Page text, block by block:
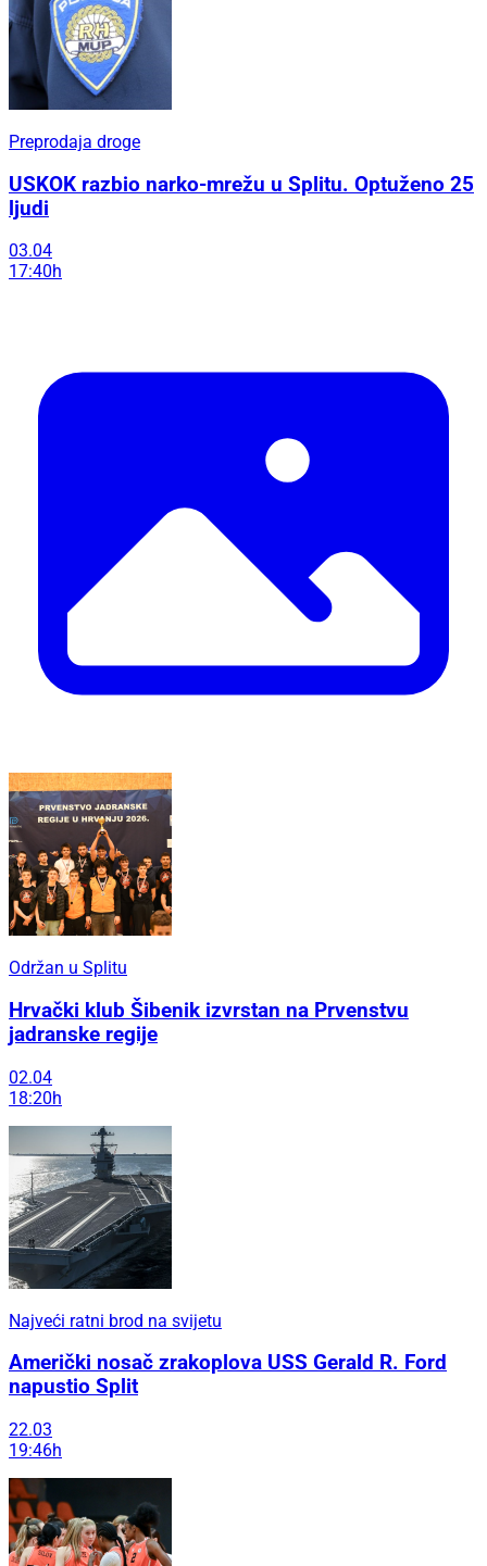
Preprodaja droge
USKOK razbio narko-mrežu u Splitu. Optuženo 25
ljudi
03.04
17:40h
Održan u Splitu
Hrvački klub Šibenik izvrstan na Prvenstvu
jadranske regije
02.04
18:20h
Najveći ratni brod na svijetu
Američki nosač zrakoplova USS Gerald R. Ford
napustio Split
22.03
19:46h